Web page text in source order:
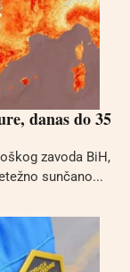
danas do 35
zavoda BiH,
sunčano...